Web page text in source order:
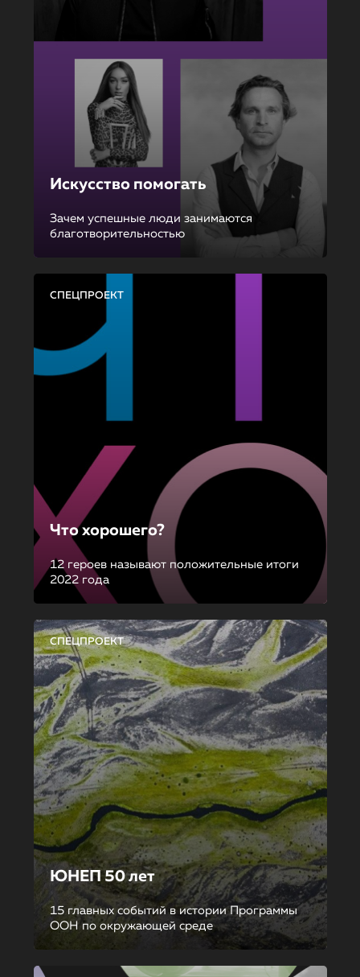
Искусство помогать
Зачем успешные люди занимаются
благотворительностью
СПЕЦПРОЕКТ
Что хорошего?
12 героев называют положительные итоги
2022 года
СПЕЦПРОЕКТ
ЮНЕП 50 лет
15 главных событий в истории Программы
ООН по окружающей среде